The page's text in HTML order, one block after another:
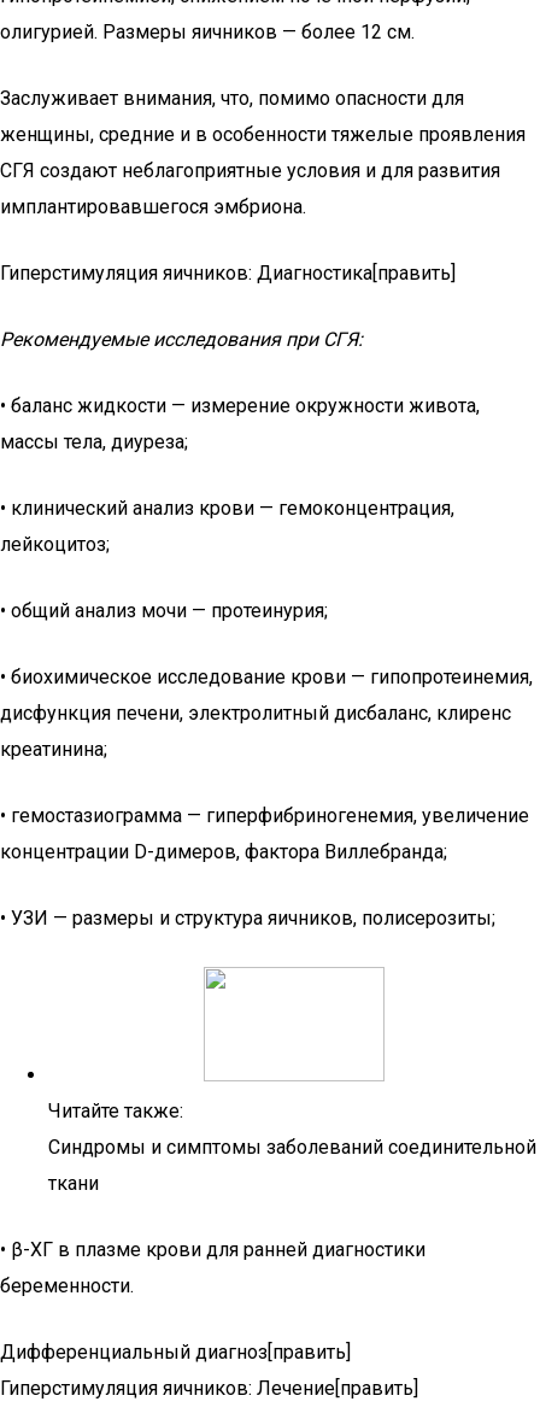
олигурией. Размеры яичников — более 12 см.
Заслуживает внимания, что, помимо опасности для
женщины, средние и в особенности тяжелые проявления
СГЯ создают неблагоприятные условия и для развития
имплантировавшегося эмбриона.
Гиперстимуляция яичников: Диагностика[править]
Рекомендуемые исследования при СГЯ:
• баланс жидкости — измерение окружности живота,
массы тела, диуреза;
• клинический анализ крови — гемоконцентрация,
лейкоцитоз;
• общий анализ мочи — протеинурия;
• биохимическое исследование крови — гипопротеинемия,
дисфункция печени, электролитный дисбаланс, клиренс
креатинина;
• гемостазиограмма — гиперфибриногенемия, увеличение
концентрации D-димеров, фактора Виллебранда;
• УЗИ — размеры и структура яичников, полисерозиты;
Читайте также:
Синдромы и симптомы заболеваний соединительной
ткани
• β-ХГ в плазме крови для ранней диагностики
беременности.
Дифференциальный диагноз[править]
Гиперстимуляция яичников: Лечение[править]